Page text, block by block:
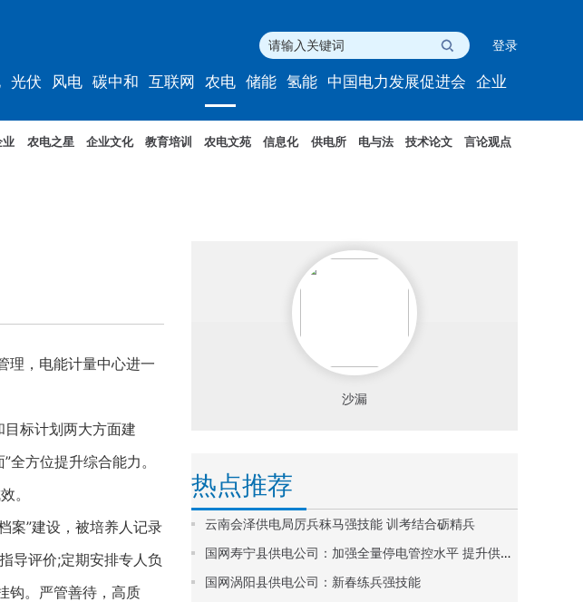
登录
光伏 风电 碳中和 互联网 农电 储能 氢能 中国电力发展促进会 企业
业 农电之星 企业文化 教育培训 农电文苑 信息化 供电所 电与法 技术论文 言论观点
，电能计量中心进一
标计划两大方面建
方位提升综合能力。
。
案”建设，被培养人记录
导评价;定期安排专人负
钩。严管善待，高质
沙漏
热点推荐
云南会泽供电局厉兵秣马强技能 训考结合砺精兵
国网寿宁县供电公司：加强全量停电管控水平 提升供电可靠性
国网涡阳县供电公司：新春练兵强技能